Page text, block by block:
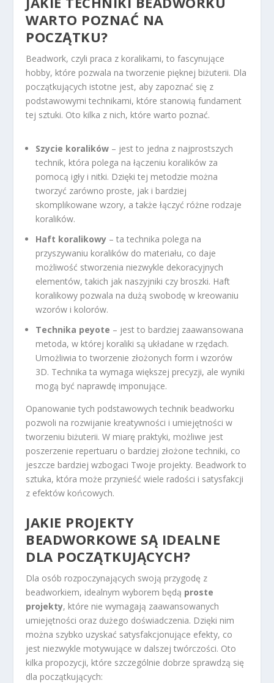
WARTO POZNAĆ NA
POCZĄTKU?
Beadwork, czyli praca z koralikami, to fascynujące
hobby, które pozwala na tworzenie pięknej biżuterii. Dla
początkujących istotne jest, aby zapoznać się z
podstawowymi technikami, które stanowią fundament
tej sztuki. Oto kilka z nich, które warto poznać.
Szycie koralików – jest to jedna z najprostszych
technik, która polega na łączeniu koralików za
pomocą igły i nitki. Dzięki tej metodzie można
tworzyć zarówno proste, jak i bardziej
skomplikowane wzory, a także łączyć różne rodzaje
koralików.
Haft koralikowy – ta technika polega na
przyszywaniu koralików do materiału, co daje
możliwość stworzenia niezwykle dekoracyjnych
elementów, takich jak naszyjniki czy broszki. Haft
koralikowy pozwala na dużą swobodę w kreowaniu
wzorów i kolorów.
Technika peyote – jest to bardziej zaawansowana
metoda, w której koraliki są układane w rzędach.
Umożliwia to tworzenie złożonych form i wzorów
3D. Technika ta wymaga większej precyzji, ale wyniki
mogą być naprawdę imponujące.
Opanowanie tych podstawowych technik beadworku
pozwoli na rozwijanie kreatywności i umiejętności w
tworzeniu biżuterii. W miarę praktyki, możliwe jest
poszerzenie repertuaru o bardziej złożone techniki, co
jeszcze bardziej wzbogaci Twoje projekty. Beadwork to
sztuka, która może przynieść wiele radości i satysfakcji
z efektów końcowych.
JAKIE PROJEKTY
BEADWORKOWE SĄ IDEALNE
DLA POCZĄTKUJĄCYCH?
Dla osób rozpoczynających swoją przygodę z
beadworkiem, idealnym wyborem będą proste
projekty, które nie wymagają zaawansowanych
umiejętności oraz dużego doświadczenia. Dzięki nim
można szybko uzyskać satysfakcjonujące efekty, co
jest niezwykle motywujące w dalszej twórczości. Oto
kilka propozycji, które szczególnie dobrze sprawdzą się
dla początkujących: